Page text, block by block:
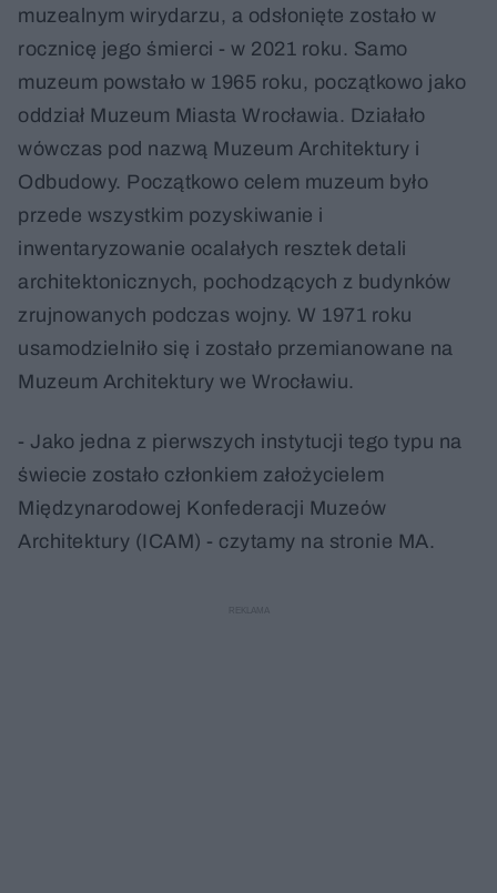
muzealnym wirydarzu, a odsłonięte zostało w
rocznicę jego śmierci - w 2021 roku. Samo
muzeum powstało w 1965 roku, początkowo jako
oddział Muzeum Miasta Wrocławia. Działało
wówczas pod nazwą Muzeum Architektury i
Odbudowy. Początkowo celem muzeum było
przede wszystkim pozyskiwanie i
inwentaryzowanie ocalałych resztek detali
architektonicznych, pochodzących z budynków
zrujnowanych podczas wojny. W 1971 roku
usamodzielniło się i zostało przemianowane na
Muzeum Architektury we Wrocławiu.
- Jako jedna z pierwszych instytucji tego typu na
świecie zostało członkiem założycielem
Międzynarodowej Konfederacji Muzeów
Architektury (ICAM) - czytamy na stronie MA.